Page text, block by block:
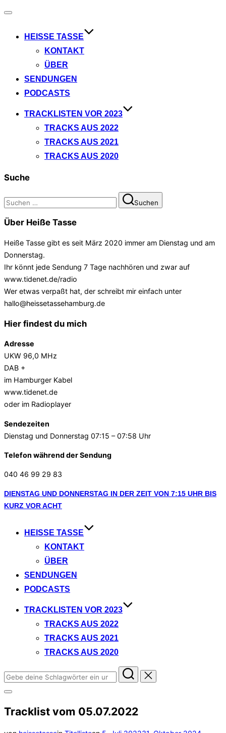
Navigation
HEISSE TASSE
KONTAKT
ÜBER
SENDUNGEN
PODCASTS
TRACKLISTEN VOR 2023
TRACKS AUS 2022
TRACKS AUS 2021
TRACKS AUS 2020
Suche
Suchen
nach:
Suchen
Über Heiße Tasse
Heiße Tasse gibt es seit März 2020 immer am Dienstag und am
Donnerstag.
Ihr könnt jede Sendung 7 Tage nachhören und zwar auf
www.tidenet.de/radio
Wer etwas verpaßt hat, der schreibt mir einfach unter
hallo@heissetassehamburg.de
Hier findest du mich
Adresse
UKW 96,0 MHz
DAB +
im Hamburger Kabel
www.tidenet.de
oder im Radioplayer
Sendezeiten
Dienstag und Donnerstag 07:15 – 07:58 Uhr
Telefon während der Sendung
040 46 99 29 83
Zum
Inhalt
DIENSTAG UND DONNERSTAG IN DER ZEIT VON 7:15 UHR BIS
KURZ VOR ACHT
HEISSE TASSE
KONTAKT
ÜBER
SENDUNGEN
PODCASTS
TRACKLISTEN VOR 2023
TRACKS AUS 2022
TRACKS AUS 2021
TRACKS AUS 2020
Suchen
nach:
Seitenleiste
Navigation
Tracklist vom 05.07.2022